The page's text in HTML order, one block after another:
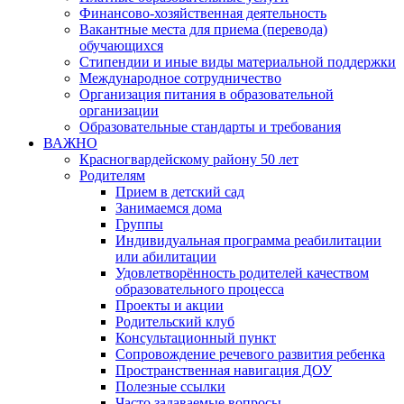
Финансово-хозяйственная деятельность
Вакантные места для приема (перевода)
обучающихся
Стипендии и иные виды материальной поддержки
Международное сотрудничество
Организация питания в образовательной
организации
Образовательные стандарты и требования
ВАЖНО
Красногвардейскому району 50 лет
Родителям
Прием в детский сад
Занимаемся дома
Группы
Индивидуальная программа реабилитации
или абилитации
Удовлетворённость родителей качеством
образовательного процесса
Проекты и акции
Родительский клуб
Консультационный пункт
Сопровождение речевого развития ребенка
Пространственная навигация ДОУ
Полезные ссылки